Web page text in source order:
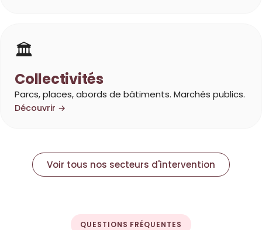
🏛️
Collectivités
Parcs, places, abords de bâtiments. Marchés publics.
Découvrir →
Voir tous nos secteurs d'intervention
QUESTIONS FRÉQUENTES